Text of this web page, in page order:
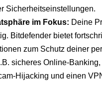
Sicherheitseinstellungen.
im Fokus: Deine
Bitdefender bietet
zum Schutz deiner
sicheres Online-
Hijacking und einen